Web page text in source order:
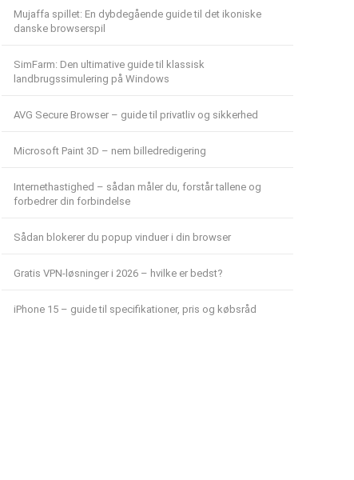
Mujaffa spillet: En dybdegående guide til det ikoniske
danske browserspil
SimFarm: Den ultimative guide til klassisk
landbrugssimulering på Windows
AVG Secure Browser – guide til privatliv og sikkerhed
Microsoft Paint 3D – nem billedredigering
Internethastighed – sådan måler du, forstår tallene og
forbedrer din forbindelse
Sådan blokerer du popup vinduer i din browser
Gratis VPN-løsninger i 2026 – hvilke er bedst?
iPhone 15 – guide til specifikationer, pris og købsråd